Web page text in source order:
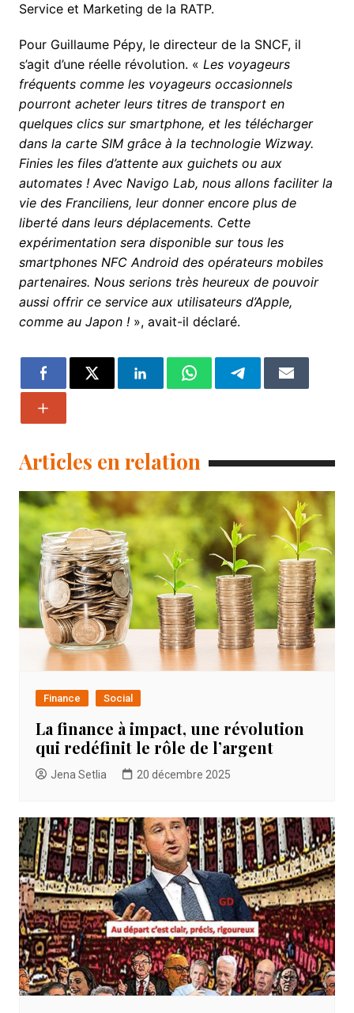
Service et Marketing de la RATP.
Pour Guillaume Pépy, le directeur de la SNCF, il
s’agit d’une réelle révolution. « Les voyageurs
fréquents comme les voyageurs occasionnels
pourront acheter leurs titres de transport en
quelques clics sur smartphone, et les télécharger
dans la carte SIM grâce à la technologie Wizway.
Finies les files d’attente aux guichets ou aux
automates ! Avec Navigo Lab, nous allons faciliter la
vie des Franciliens, leur donner encore plus de
liberté dans leurs déplacements. Cette
expérimentation sera disponible sur tous les
smartphones NFC Android des opérateurs mobiles
partenaires. Nous serions très heureux de pouvoir
aussi offrir ce service aux utilisateurs d’Apple,
comme au Japon !», avait-il déclaré.
Articles en relation
Finance Social
La finance à impact, une révolution
qui redéfinit le rôle de l’argent
Jena Setlia 20 décembre 2025